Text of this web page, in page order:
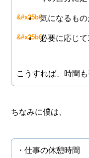
気になるも
必要に応じ
こうすれば、時間
ちなみに僕は、
・仕事の休憩時間